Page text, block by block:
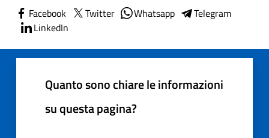
Facebook Twitter Whatsapp
Telegram
LinkedIn
Quanto sono chiare le informazioni
su questa pagina?